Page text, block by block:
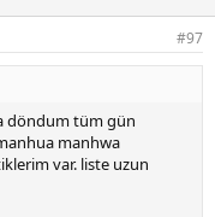
#97
döndum tüm gün
manhwa
var. liste uzun